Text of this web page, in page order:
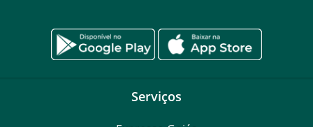
Serviços